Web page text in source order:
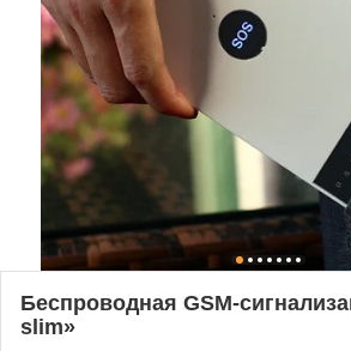
Беспроводная GSM-
slim»